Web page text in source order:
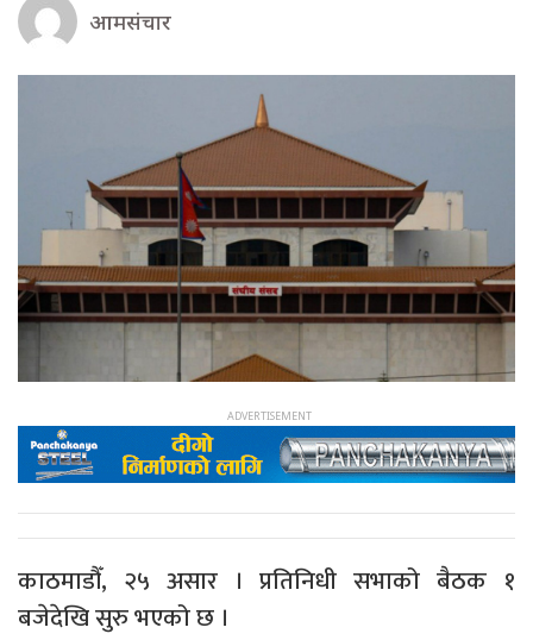
आमसंचार
काठमाडौँ, २५ असार । प्रतिनिधी सभाको बैठक १
बजेदेखि सुरु भएको छ ।